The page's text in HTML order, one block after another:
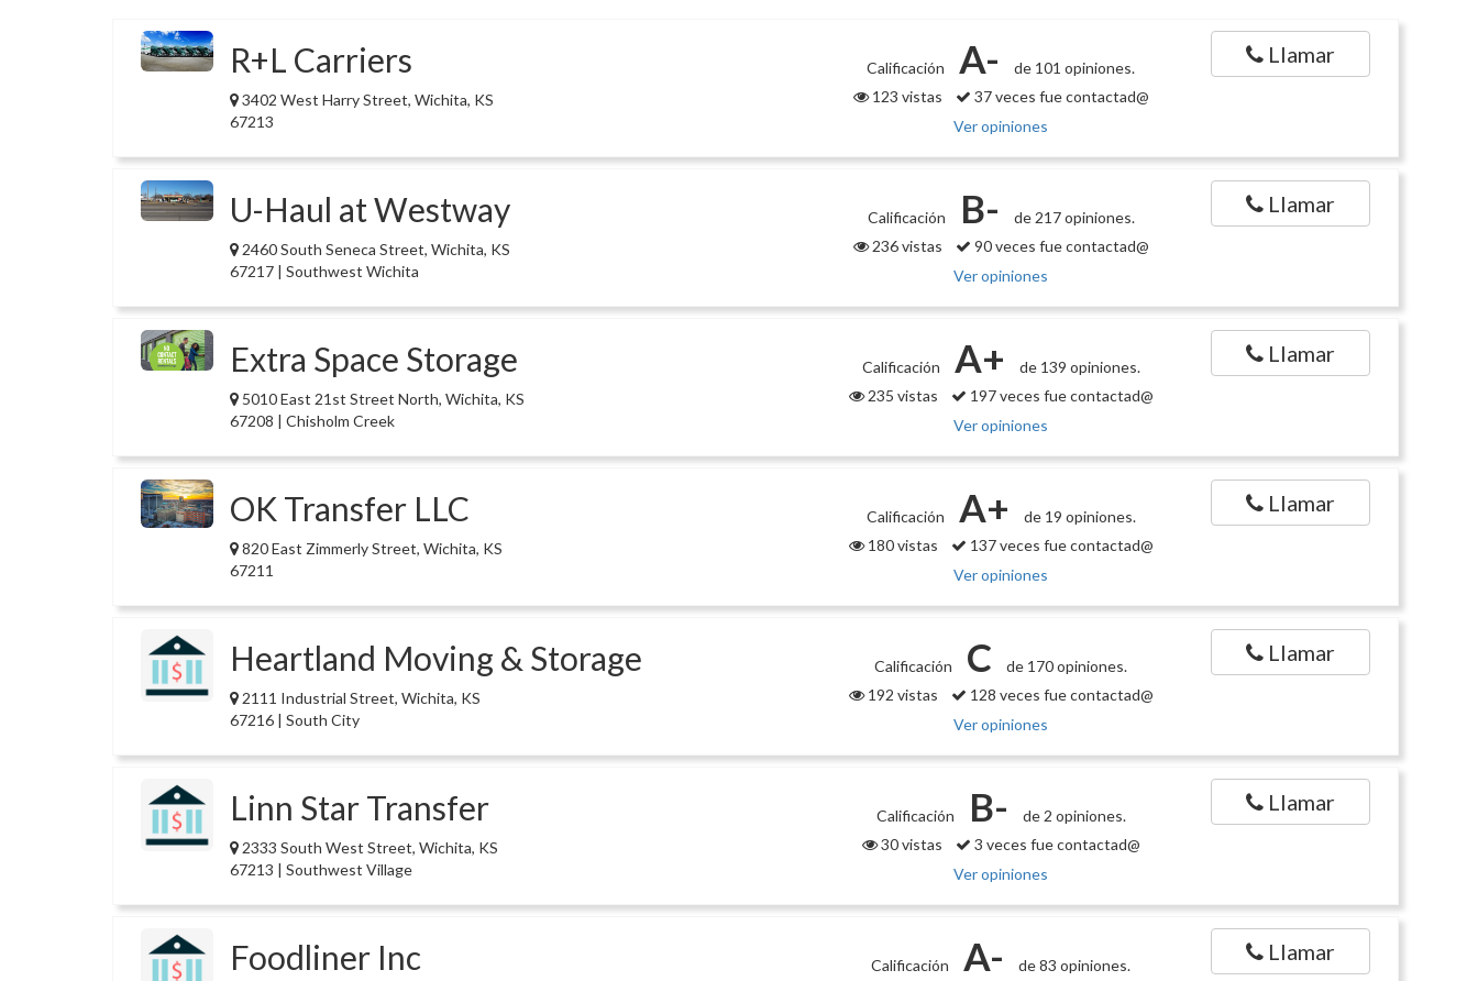
R+L Carriers
3402 West Harry Street, Wichita, KS
67213
Calificación A-
de 101 opiniones.
123 vistas
37 veces fue contactad@
Ver opiniones
Llamar
U-Haul at Westway
2460 South Seneca Street, Wichita, KS
67217 | Southwest Wichita
Calificación B-
de 217 opiniones.
236 vistas
90 veces fue contactad@
Ver opiniones
Llamar
Extra Space Storage
5010 East 21st Street North, Wichita, KS
67208 | Chisholm Creek
Calificación A+
de 139 opiniones.
235 vistas
197 veces fue contactad@
Ver opiniones
Llamar
OK Transfer LLC
820 East Zimmerly Street, Wichita, KS
67211
Calificación A+
de 19 opiniones.
180 vistas
137 veces fue contactad@
Ver opiniones
Llamar
Heartland Moving & Storage
2111 Industrial Street, Wichita, KS
67216 | South City
Calificación C
de 170 opiniones.
192 vistas
128 veces fue contactad@
Ver opiniones
Llamar
Linn Star Transfer
2333 South West Street, Wichita, KS
67213 | Southwest Village
Calificación B-
de 2 opiniones.
30 vistas
3 veces fue contactad@
Ver opiniones
Llamar
Foodliner Inc Calificación A-
de 83 opiniones.
Llamar